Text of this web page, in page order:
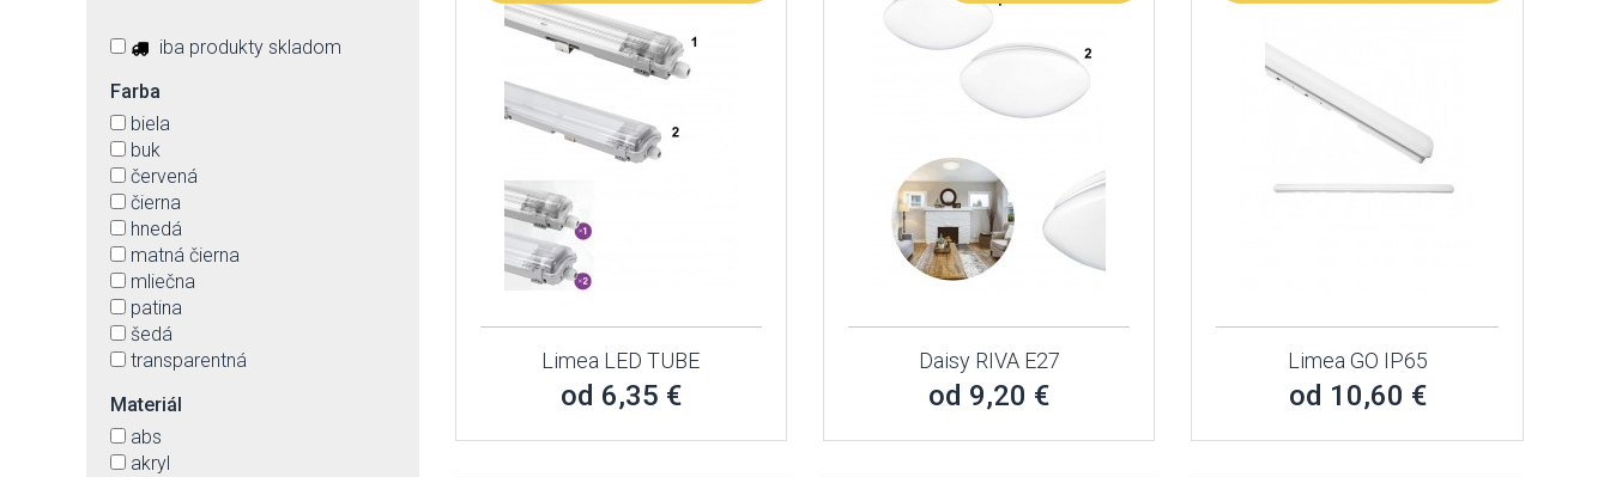
Limea LED TUBE
od 6,35 €
Daisy RIVA E27
od 9,20 €
Limea GO IP65
od 10,60 €
iba produkty skladom
Farba
biela
buk
červená
čierna
hnedá
matná čierna
mliečna
patina
šedá
transparentná
Materiál
abs
akryl